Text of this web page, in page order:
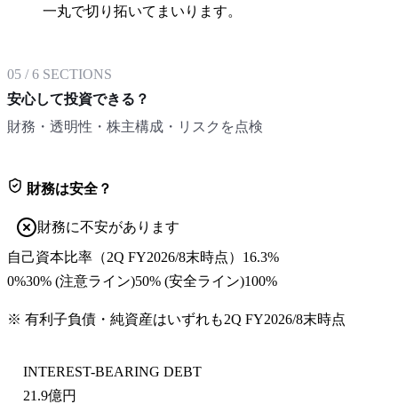
一丸で切り拓いてまいります。
05 /6 SECTIONS
安心して投資できる？
財務・透明性・株主構成・リスクを点検
財務は安全？
財務に不安があります
自己資本比率 （2Q FY2026/8末時点） 16.3%
0%30% (注意ライン)50% (安全ライン)100%
※ 有利子負債・純資産はいずれも2Q FY2026/8末時点
INTEREST-BEARING DEBT
21.9億円